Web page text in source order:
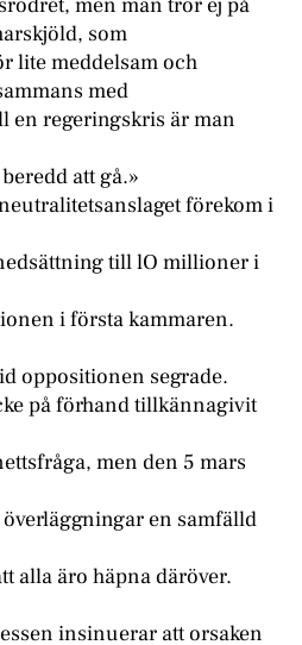
men man tror ej på
som
lite meddelsam och
med
en regeringskris är man
att gå.»
förekom i
till lO millioner i
i första kammaren.
oppositionen segrade.
på förhand tillkännagivit
men den 5 mars
en samfälld
alla äro häpna däröver.
insinuerar att orsaken